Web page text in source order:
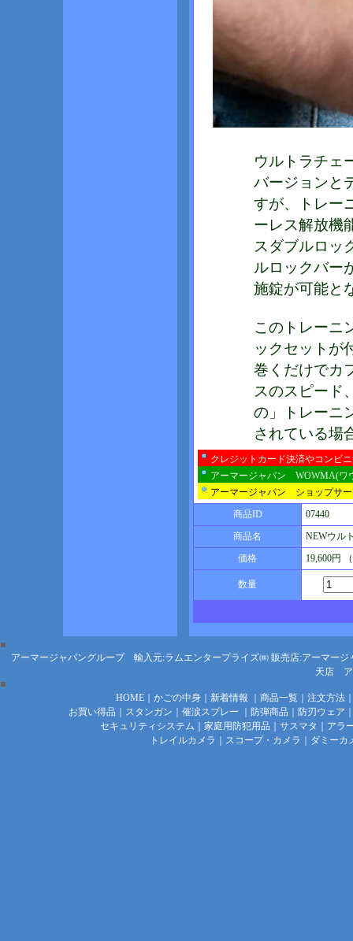
ウルトラチェ
バージョンと
すが、トレー
ーレス解放機
スダブルロッ
ルロックバー
施錠が可能と
このトレーニ
ックセットが
巻くだけでカ
スのスピード
の」トレーニ
されている場
クレジットカード決済やコンビ
アーマージャパン WOWMA(ワ
アーマージャパン ショップサ
商品ID
07440
商品名
NEWウル
価格
19,600円
数量
アーマージャパングループ 輸入元:ラムエンタープライズ㈱ 販売店:アーマージ
天店
HOME｜ かごの中身｜ 新着情報 商品一覧｜ 注文方法
お買い得品
スタンガン 催涙スプレー 防弾商品 防刃ウェア
セキュリティシステム
家庭用防犯用品 サスマタ
アラ
トレイルカメラ
スコープ・カメラ ダミーカ